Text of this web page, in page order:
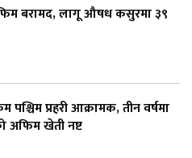
बरामद, लागू औषध कसुरमा ३९
प्रहरी आक्रामक, तीन वर्षमा
अफिम खेती नष्ट